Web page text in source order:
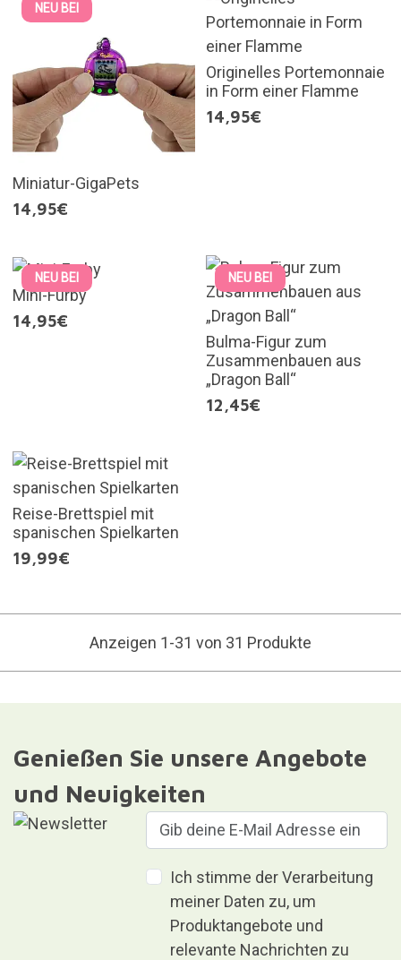
NEU BEI
Miniatur-GigaPets
14,95€
Originelles Portemonnaie
in Form einer Flamme
14,95€
NEU BEI
Mini-Furby
14,95€
NEU BEI
Bulma-Figur zum
Zusammenbauen aus
„Dragon Ball“
12,45€
Reise-Brettspiel mit
spanischen Spielkarten
19,99€
Anzeigen 1-31 von 31 Produkte
Genießen Sie unsere Angebote
und Neuigkeiten
Ich stimme der Verarbeitung
meiner Daten zu, um
Produktangebote und
relevante Nachrichten zu